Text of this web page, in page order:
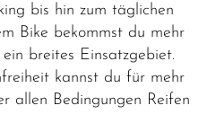
bis hin zum täglichen
Bike bekommst du mehr
breites Einsatzgebiet.
kannst du für mehr
allen Bedingungen Reifen